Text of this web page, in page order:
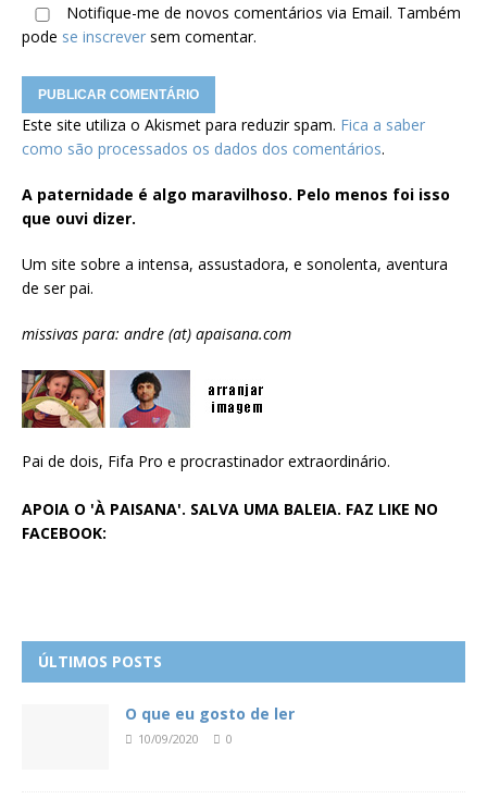
Notifique-me de novos comentários via Email. Também
pode se inscrever sem comentar.
Este site utiliza o Akismet para reduzir spam. Fica a saber
como são processados os dados dos comentários.
A paternidade é algo maravilhoso. Pelo menos foi isso
que ouvi dizer.
Um site sobre a intensa, assustadora, e sonolenta, aventura
de ser pai.
missivas para: andre (at) apaisana.com
Pai de dois, Fifa Pro e procrastinador extraordinário.
APOIA O 'À PAISANA'. SALVA UMA BALEIA. FAZ LIKE NO
FACEBOOK:
ÚLTIMOS POSTS
O que eu gosto de ler
10/09/2020 0